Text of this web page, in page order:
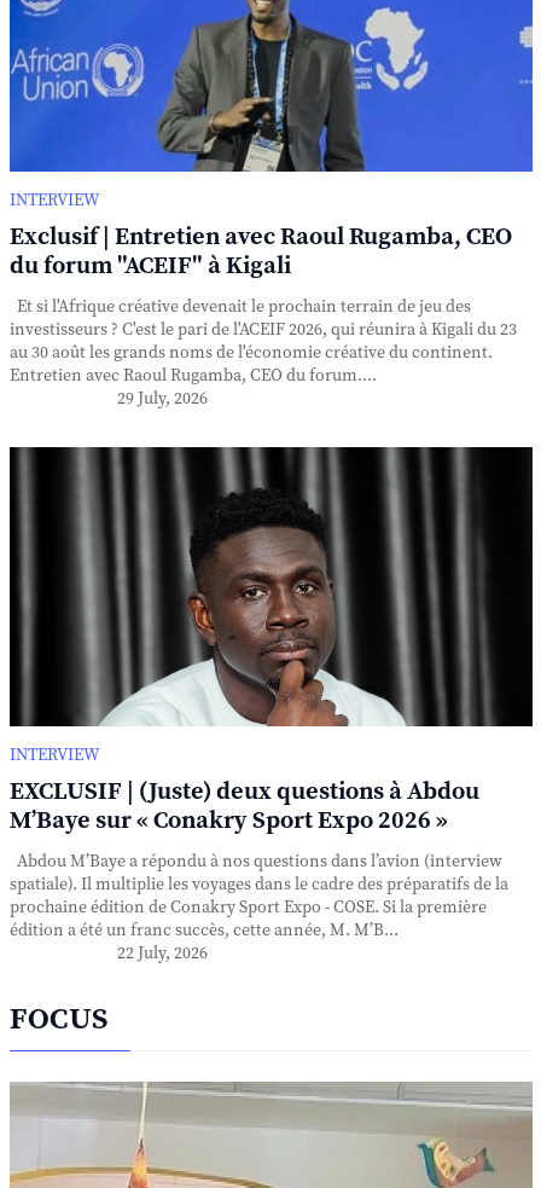
INTERVIEW
Exclusif | Entretien avec Raoul Rugamba, CEO
du forum "ACEIF" à Kigali
Et si l'Afrique créative devenait le prochain terrain de jeu des
investisseurs ? C'est le pari de l'ACEIF 2026, qui réunira à Kigali du 23
au 30 août les grands noms de l'économie créative du continent.
Entretien avec Raoul Rugamba, CEO du forum....
29 July, 2026
INTERVIEW
EXCLUSIF | (Juste) deux questions à Abdou
M’Baye sur « Conakry Sport Expo 2026 »
Abdou M’Baye a répondu à nos questions dans l’avion (interview
spatiale). Il multiplie les voyages dans le cadre des préparatifs de la
prochaine édition de Conakry Sport Expo - COSE. Si la première
édition a été un franc succès, cette année, M. M’B...
22 July, 2026
FOCUS